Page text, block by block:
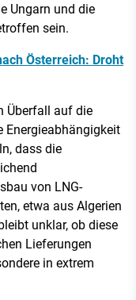
Ungarn und die
sein.
Österreich: Droht
Überfall auf die
Energieabhängigkeit
dass die
von LNG-
etwa aus Algerien
unklar, ob diese
Lieferungen
in extrem